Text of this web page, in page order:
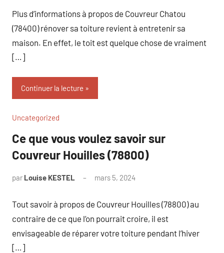
Plus d’informations à propos de Couvreur Chatou
(78400) rénover sa toiture revient à entretenir sa
maison. En effet, le toit est quelque chose de vraiment
[…]
Continuer la lecture
Uncategorized
Ce que vous voulez savoir sur
Couvreur Houilles (78800)
par Louise KESTEL mars 5, 2024
Tout savoir à propos de Couvreur Houilles (78800) au
contraire de ce que l’on pourrait croire, il est
envisageable de réparer votre toiture pendant l’hiver
[…]